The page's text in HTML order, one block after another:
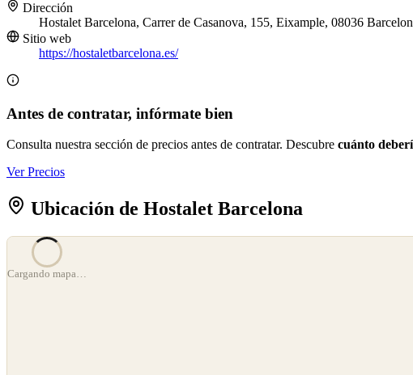
Dirección
Hostalet Barcelona, Carrer de Casanova, 155, Eixample, 08036
Sitio web
https://hostaletbarcelona.es/
Antes de contratar, infórmate bien
Consulta nuestra sección de precios antes de contratar. Descubre cuánto
Ver Precios
Ubicación de Hostalet Barcelona
Cargando mapa…